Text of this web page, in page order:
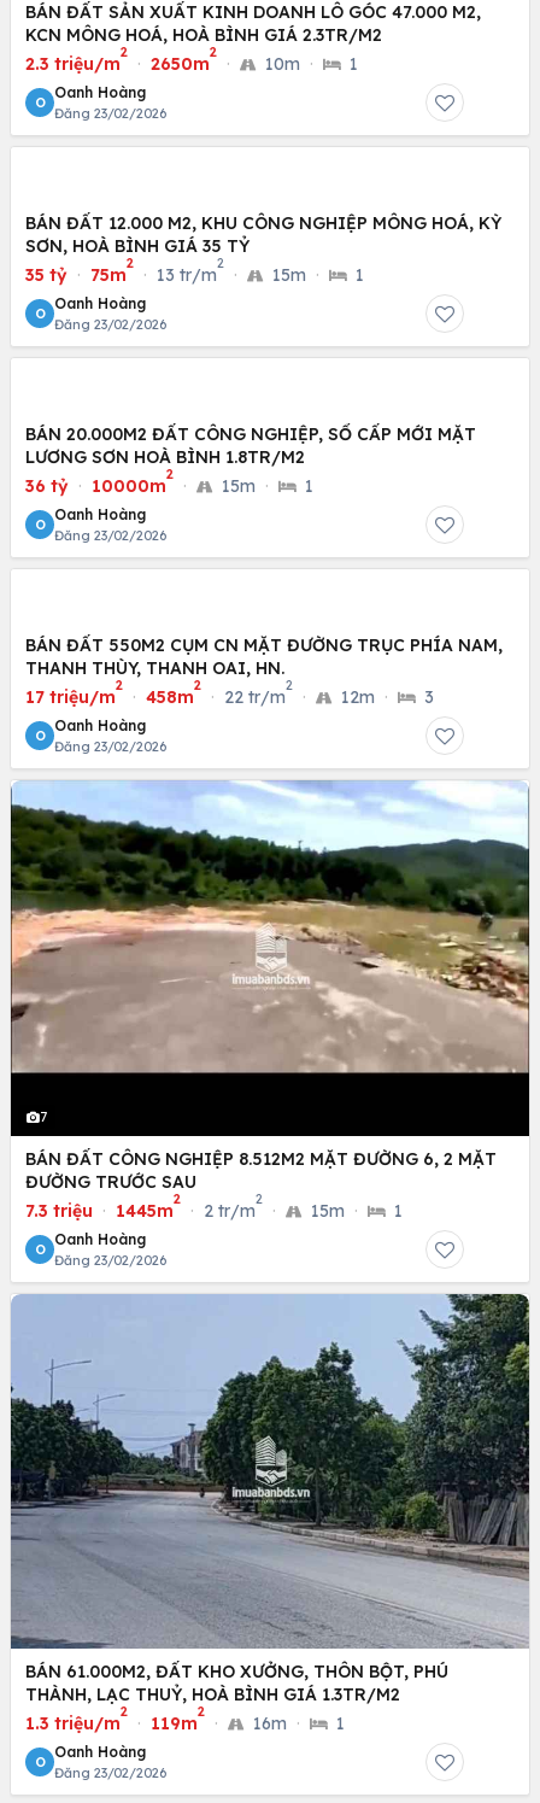
BÁN ĐẤT SẢN XUẤT KINH DOANH LÔ GÓC 47.000 M2,
KCN MÔNG HOÁ, HOÀ BÌNH GIÁ 2.3TR/M2
2.3 triệu/m
2
· 2650m
2
· 10m · 1
O
Oanh Hoàng
Đăng 23/02/2026
BÁN ĐẤT 12.000 M2, KHU CÔNG NGHIỆP MÔNG HOÁ, KỲ
SƠN, HOÀ BÌNH GIÁ 35 TỶ
35 tỷ · 75m
2
· 13 tr/m
2
· 15m · 1
O
Oanh Hoàng
Đăng 23/02/2026
BÁN 20.000M2 ĐẤT CÔNG NGHIỆP, SỔ CẤP MỚI MẶT
LƯƠNG SƠN HOÀ BÌNH 1.8TR/M2
36 tỷ · 10000m
2
· 15m · 1
O
Oanh Hoàng
Đăng 23/02/2026
BÁN ĐẤT 550M2 CỤM CN MẶT ĐƯỜNG TRỤC PHÍA NAM,
THANH THÙY, THANH OAI, HN.
17 triệu/m
2
· 458m
2
· 22 tr/m
2
· 12m · 3
O
Oanh Hoàng
Đăng 23/02/2026
7
BÁN ĐẤT CÔNG NGHIỆP 8.512M2 MẶT ĐƯỜNG 6, 2 MẶT
ĐƯỜNG TRƯỚC SAU
7.3 triệu · 1445m
2
· 2 tr/m
2
· 15m · 1
O
Oanh Hoàng
Đăng 23/02/2026
BÁN 61.000M2, ĐẤT KHO XƯỞNG, THÔN BỘT, PHÚ
THÀNH, LẠC THUỶ, HOÀ BÌNH GIÁ 1.3TR/M2
1.3 triệu/m
2
· 119m
2
· 16m · 1
O
Oanh Hoàng
Đăng 23/02/2026